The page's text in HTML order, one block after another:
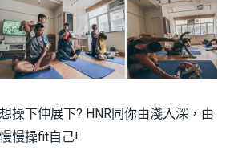
操下伸展下? HNR同你由淺入深，由
慢操fit自己!